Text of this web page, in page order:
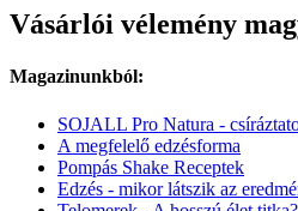
Vásárlói vélemény
Magazinunkból:
SOJALL Pro Natura -
A megfelelő edzésforma
Pompás Shake Receptek
Edzés - mikor látszik az